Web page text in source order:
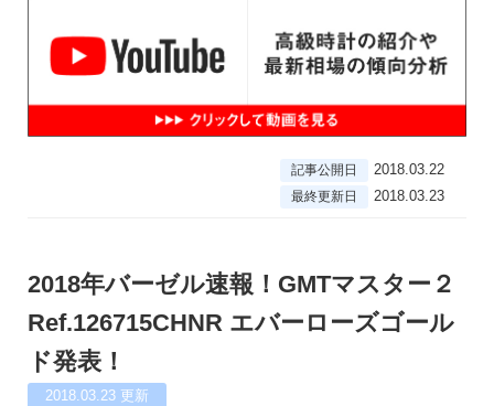
記事公開日 2018.03.22
最終更新日 2018.03.23
2018年バーゼル速報！GMTマスター２
Ref.126715CHNR エバーローズゴール
ド発表！
2018.03.23 更新